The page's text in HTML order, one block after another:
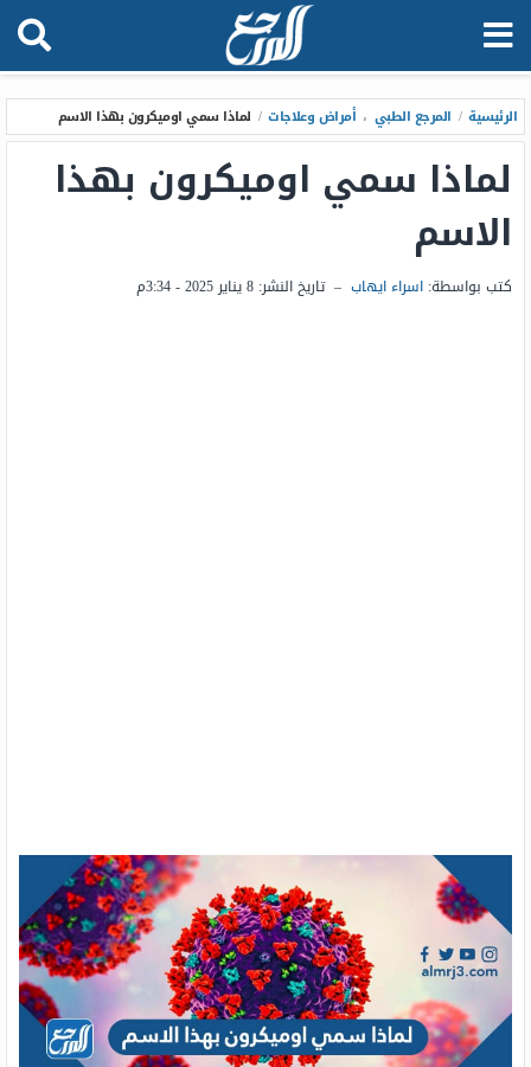
الرئيسية / المرجع الطبي ، أمراض وعلاجات / لماذا سمي اوميكرون بهذا الاسم
لماذا سمي اوميكرون بهذا
الاسم
كتب بواسطة: اسراء ايهاب – تاريخ النشر: 8 يناير 2025 - 3:34م